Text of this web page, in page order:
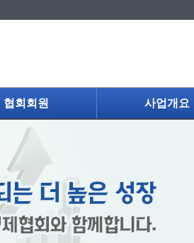
협회회원 사업개요